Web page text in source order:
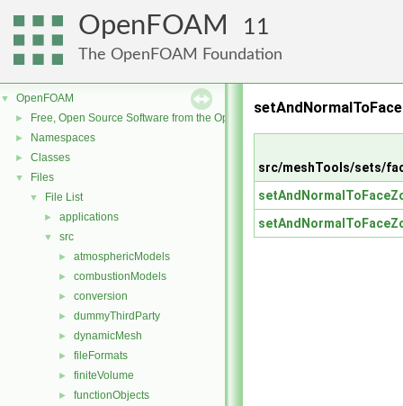
OpenFOAM 11
The OpenFOAM Foundation
▼ OpenFOAM
► Free, Open Source Software from the OpenFOAM Foundation
► Namespaces
► Classes
▼ Files
▼ File List
► applications
▼ src
► atmosphericModels
► combustionModels
► conversion
► dummyThirdParty
► dynamicMesh
► fileFormats
► finiteVolume
► functionObjects
src/meshTools/sets/